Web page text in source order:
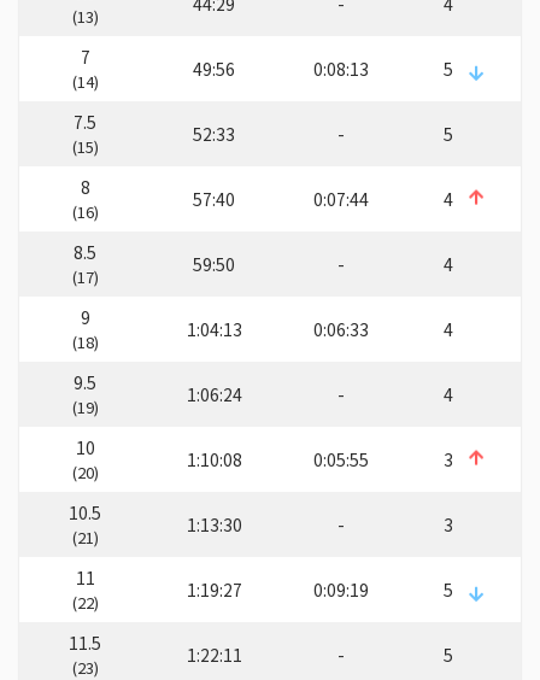
(13)
7
(14)
49:56 0:08:13 5
7.5
(15)
52:33 - 5
8
(16)
57:40 0:07:44 4
8.5
(17)
59:50 - 4
9
(18)
1:04:13 0:06:33 4
9.5
(19)
1:06:24 - 4
10
(20)
1:10:08 0:05:55 3
10.5
(21)
1:13:30 - 3
11
(22)
1:19:27 0:09:19 5
11.5
(23)
1:22:11 - 5